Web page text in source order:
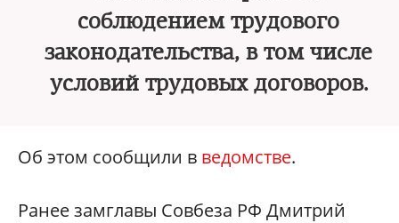
соблюдением трудового
законодательства, в том числе
условий трудовых договоров.
Об этом сообщили в ведомстве.
Ранее замглавы Совбеза РФ Дмитрий